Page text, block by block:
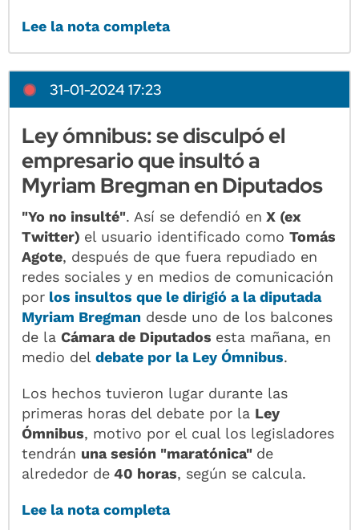
Lee la nota completa
31-01-2024 17:23
Ley ómnibus: se disculpó el
empresario que insultó a
Myriam Bregman en Diputados
"Yo no insulté". Así se defendió en X (ex
Twitter) el usuario identificado comoTomás
Agote, después de que fuera repudiado en
redes sociales y en medios de comunicación
por los insultos que le dirigió a ladiputada
Myriam Bregman desde uno de los balcones
de laCámara de Diputados esta mañana, en
medio deldebate por la Ley Ómnibus.
Los hechos tuvieron lugar durante las
primeras horas del debate por la Ley
Ómnibus, motivo por el cual los legisladores
tendrán una sesión "maratónica" de
alrededor de 40 horas, según se calcula.
Lee la nota completa